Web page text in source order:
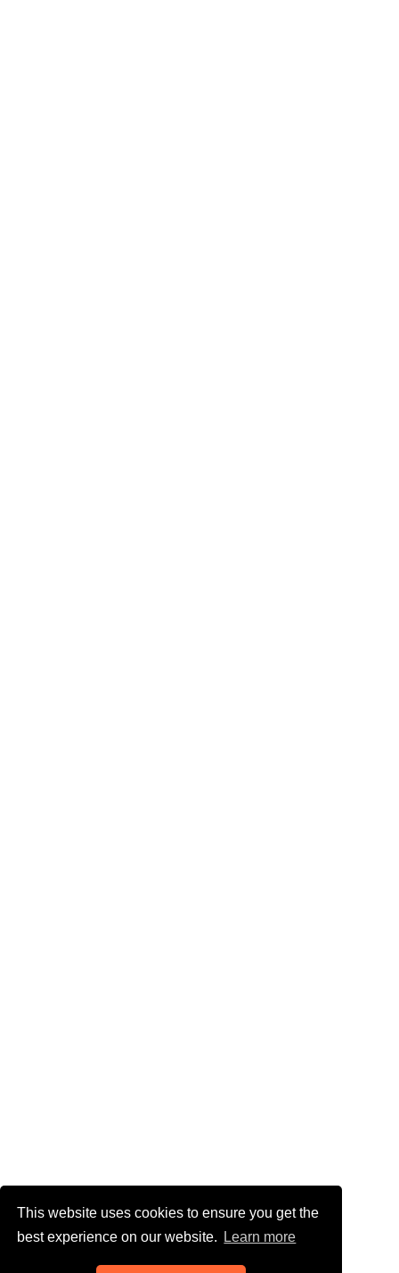
This website uses cookies to ensure you get the
best experience on our website.
Learn more